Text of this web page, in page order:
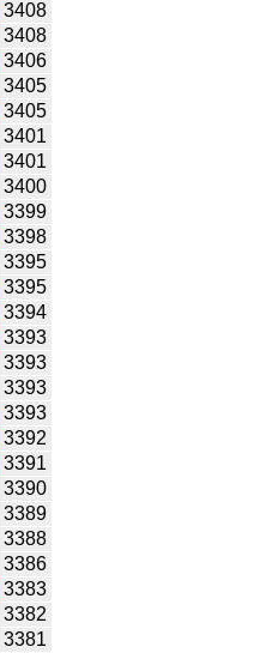
3408
3408
3406
3405
3405
3401
3401
3400
3399
3398
3395
3395
3394
3393
3393
3393
3393
3392
3391
3390
3389
3388
3386
3383
3382
3381